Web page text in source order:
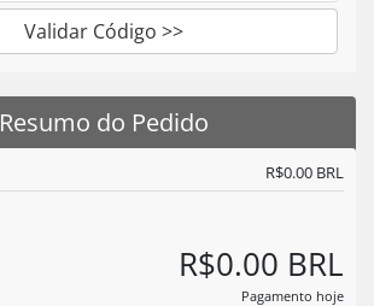
Validar Código >>
Resumo do Pedido
R$0.00 BRL
R$0.00 BRL
Pagamento hoje